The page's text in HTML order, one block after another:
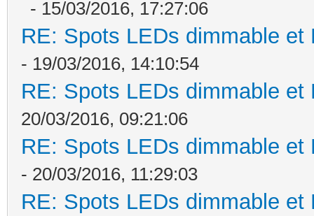
- 15/03/2016, 17:27:06
RE: Spots LEDs dimmable
- 19/03/2016, 14:10:54
RE: Spots LEDs dimmable
20/03/2016, 09:21:06
RE: Spots LEDs dimmable
- 20/03/2016, 11:29:03
RE: Spots LEDs dimmable